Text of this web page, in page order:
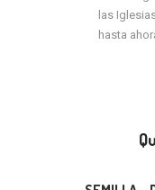
las
hasta